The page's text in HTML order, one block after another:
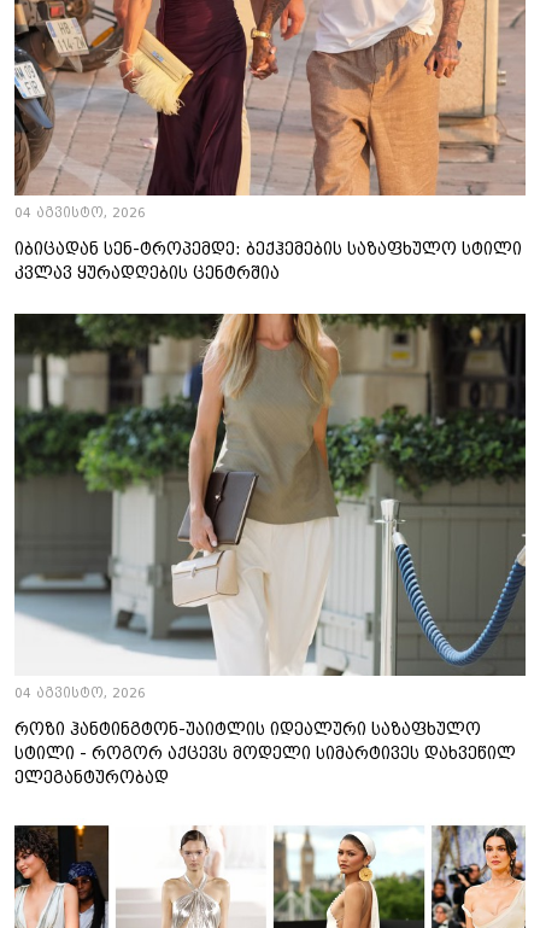
04 აგვისტო, 2026
იბიცადან სენ-ტროპემდე: ბექჰემების საზაფხულო სტილი
კვლავ ყურადღების ცენტრშია
04 აგვისტო, 2026
როზი ჰანტინგტონ-უაიტლის იდეალური საზაფხულო
სტილი - როგორ აქცევს მოდელი სიმარტივეს დახვეწილ
ელეგანტურობად